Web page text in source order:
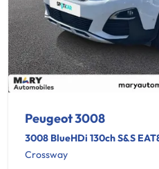
Peugeot 3008
3008 BlueHDi 130ch S&S
Crossway